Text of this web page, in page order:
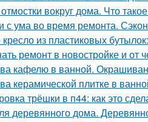
вокруг дома. Что
с ума во время ремонта.
из пластиковых
ремонт в новостройке и от
кафелю в ванной.
керамической плитке в
трёшки в п44: как это
деревянного дома.